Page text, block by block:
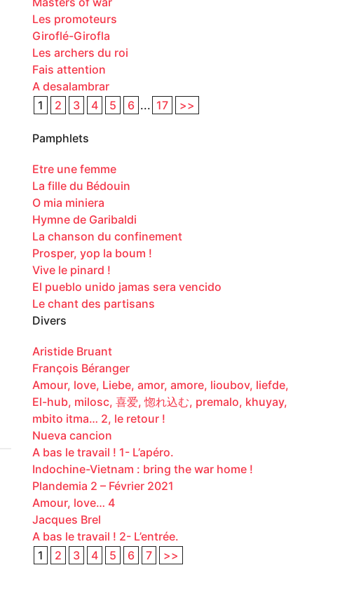
Les promoteurs
Giroflé-Girofla
Les archers du roi
Fais attention
A desalambrar
1
2 3 4 5 6 ... 17 >>
Pamphlets
Etre une femme
La fille du Bédouin
O mia miniera
Hymne de Garibaldi
La chanson du confinement
Prosper, yop la boum !
Vive le pinard !
El pueblo unido jamas sera vencido
Le chant des partisans
Divers
Aristide Bruant
François Béranger
Amour, love, Liebe, amor, amore, lioubov, liefde,
El-hub, milosc, 喜爱, 惚れ込む, premalo, khuyay,
mbito itma… 2, le retour !
Nueva cancion
A bas le travail ! 1- L’apéro.
Indochine-Vietnam : bring the war home !
Plandemia 2 – Février 2021
Amour, love… 4
Jacques Brel
A bas le travail ! 2- L’entrée.
1
2 3 4 5 6 7 >>